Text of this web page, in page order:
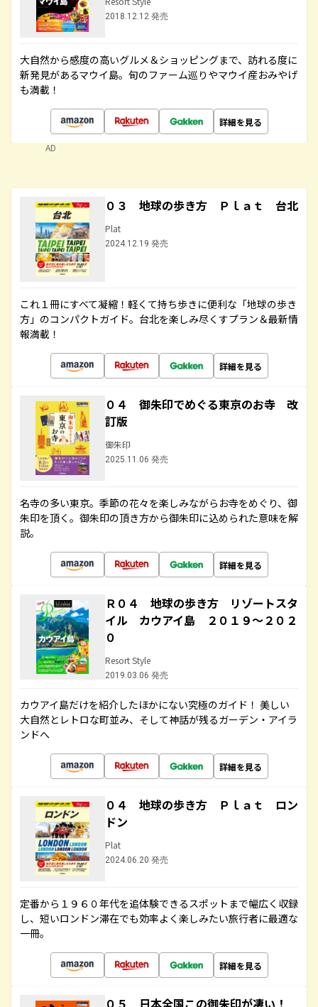
2018.12.12 発売
大自然から感度の高いグルメ＆ショッピングまで、訪れる度に
新発見があるマウイ島。旬のファーム巡りやマウイ産おみやげ
も満載！
詳細を見る
AD
０３ 地球の歩き方 Ｐｌａｔ 台北
Plat
2024.12.19 発売
これ１冊にすべて凝縮！軽くて持ち歩きに便利な「地球の歩き
方」のコンパクトガイド。台北を楽しみ尽くすプラン＆最新情
報満載！
詳細を見る
０４ 御朱印でめぐる東京のお寺 改
訂版
御朱印
2025.11.06 発売
名寺の多い東京。季節の花々を楽しみながらお寺をめぐり、御
朱印を頂く。御朱印の頂き方から御朱印に込められた意味を解
説。
詳細を見る
Ｒ０４ 地球の歩き方 リゾートスタ
イル カウアイ島 ２０１９～２０２
０
Resort Style
2019.03.06 発売
カウアイ島だけを紹介したほかにない究極のガイド！ 美しい
大自然とレトロな町並み、そして神話が残るガーデン・アイラ
ンドへ
詳細を見る
０４ 地球の歩き方 Ｐｌａｔ ロン
ドン
Plat
2024.06.20 発売
定番から１９６０年代を追体験できるスポットまで幅広く収録
し、短いロンドン滞在でも効率よく楽しみたい旅行者に最適な
一冊。
詳細を見る
０５ 日本全国この御朱印が凄い！